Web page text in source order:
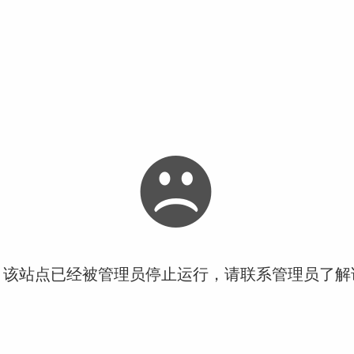
站点已经被管理员停止运行，请联系管理员了